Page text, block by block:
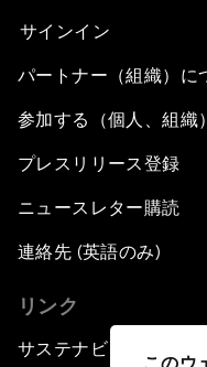
このウ
サインイン
パートナー（組織）に
参加する（個人、組織）
プレスリリース登録
ニュースレター購読
連絡先 (英語のみ)
リンク
サステナビリティへの